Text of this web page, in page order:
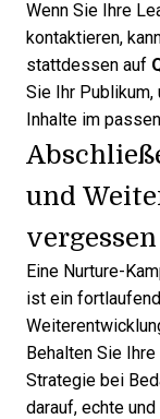
Wenn Sie Ihre
kontaktieren,
stattdessen auf
Sie Ihr
Inhalte im
und
vergessen
Eine Nurture-
ist ein
Behalten Sie
Strategie bei
darauf, echte